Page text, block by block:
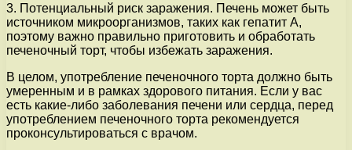
3. Потенциальный риск заражения. Печень может быть
источником микроорганизмов, таких как гепатит A,
поэтому важно правильно приготовить и обработать
печеночный торт, чтобы избежать заражения.
В целом, употребление печеночного торта должно быть
умеренным и в рамках здорового питания. Если у вас
есть какие-либо заболевания печени или сердца, перед
употреблением печеночного торта рекомендуется
проконсультироваться с врачом.